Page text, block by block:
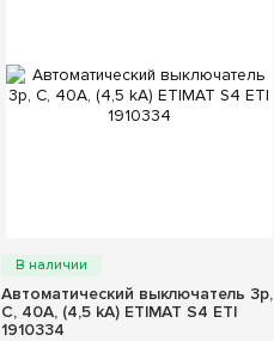
Автоматический выключатель 3p,
C, 40A, (4,5 kA) ETIMAT S4 ETI
1910334